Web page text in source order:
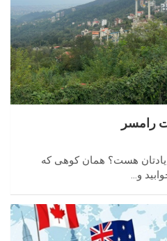
رامسر
یادتان هست؟ همان کوهی که
و…